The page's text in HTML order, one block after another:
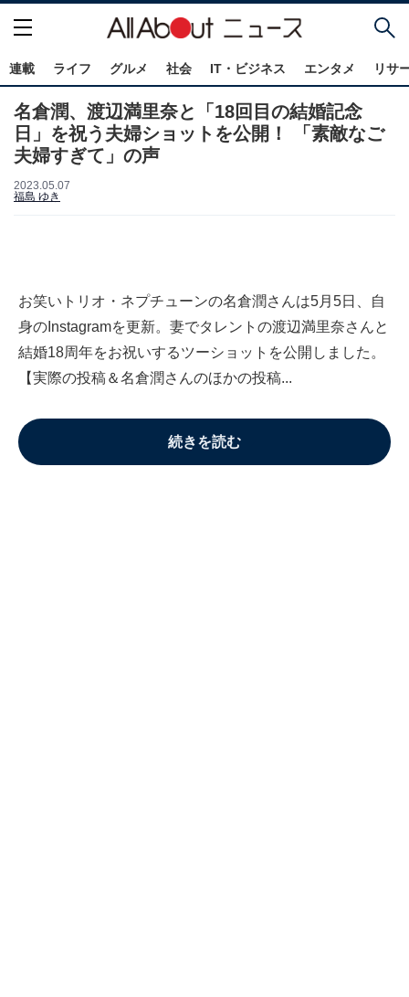
連載 ライフ グルメ 社会 IT・ビジネス エンタメ リサ
名倉潤、渡辺満里奈と「18回目の結婚記念
日」を祝う夫婦ショットを公開！ 「素敵なご
夫婦すぎて」の声
2023.05.07
福島 ゆき
お笑いトリオ・ネプチューンの名倉潤さんは5月5日、自
身のInstagramを更新。妻でタレントの渡辺満里奈さんと
結婚18周年をお祝いするツーショットを公開しました。
【実際の投稿＆名倉潤さんのほかの投稿...
続きを読む